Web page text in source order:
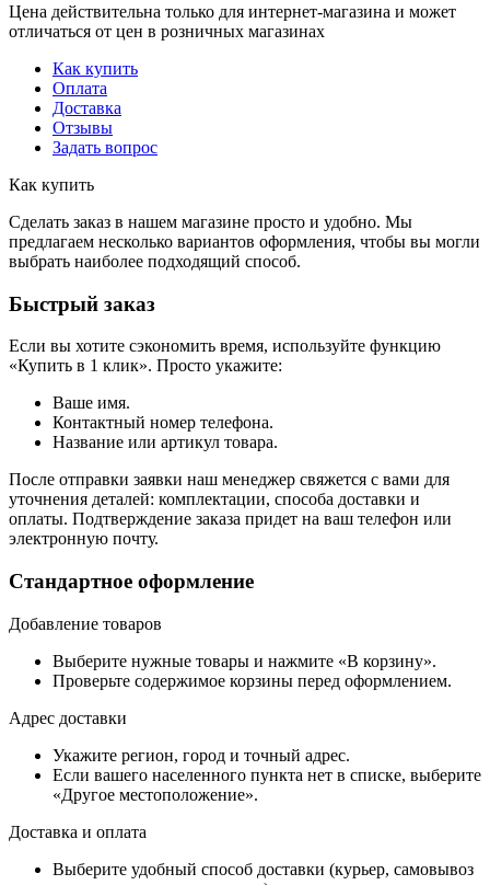
Цена действительна только для интернет-магазина и может
отличаться от цен в розничных магазинах
Как купить
Оплата
Доставка
Отзывы
Задать вопрос
Как купить
Сделать заказ в нашем магазине просто и удобно. Мы
предлагаем несколько вариантов оформления, чтобы вы могли
выбрать наиболее подходящий способ.
Быстрый заказ
Если вы хотите сэкономить время, используйте функцию
«Купить в 1 клик». Просто укажите:
Ваше имя.
Контактный номер телефона.
Название или артикул товара.
После отправки заявки наш менеджер свяжется с вами для
уточнения деталей: комплектации, способа доставки и
оплаты. Подтверждение заказа придет на ваш телефон или
электронную почту.
Стандартное оформление
Добавление товаров
Выберите нужные товары и нажмите «В корзину».
Проверьте содержимое корзины перед оформлением.
Адрес доставки
Укажите регион, город и точный адрес.
Если вашего населенного пункта нет в списке, выберите
«Другое местоположение».
Доставка и оплата
Выберите удобный способ доставки (курьер, самовывоз